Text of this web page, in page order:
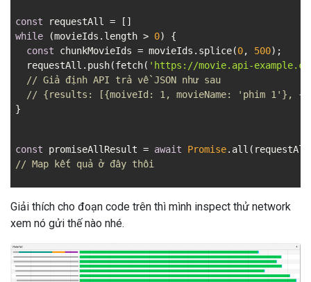
const
while (movieIds.length > 0) {
const chunkMovieIds = movieIds.splice(0, 500);
  requestAll.push(fetch(
' https://movie.api-
// Giả định API trả về JSON như sau
// {results: [{moiveId: 1, movieName: 'phim 1'},
}
const promiseAllResult = await
Promise
// Map kết quả ở đây thôi
Giải thích cho đoạn code trên thì mình inspect thử network
xem nó gửi thế nào nhé.